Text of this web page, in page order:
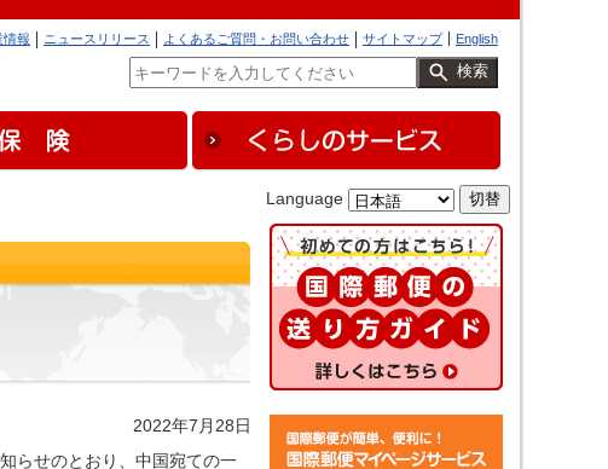
English
サイトマップ
よくあるご質問・お問い合わせ
ニュースリリース
情報
検索
Language
2022年7月28日
知らせのとおり、中国宛ての一